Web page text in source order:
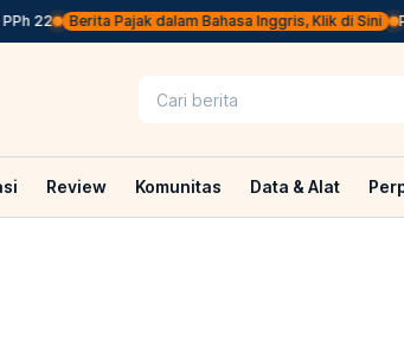
22 Berita Pajak dalam Bahasa Inggris, Klik di Sini
Review Komunitas Data & Alat